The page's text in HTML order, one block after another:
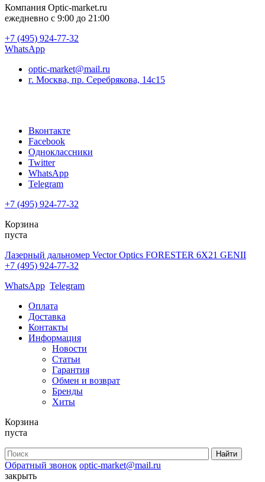
Компания Optic-market.ru
ежедневно с 9:00 до 21:00
+7 (495) 924-77-32
WhatsApp
optic-market@mail.ru
г. Москва, пр. Серебрякова, 14с15
Вконтакте
Facebook
Одноклассники
Twitter
WhatsApp
Telegram
+7 (495) 924-77-32
Корзина
пуста
Лазерный дальномер Vector Optics FORESTER 6X21 GENII
+7 (495) 924-77-32
WhatsApp Telegram
Оплата
Доставка
Контакты
Информация
Новости
Статьи
Гарантия
Обмен и возврат
Бренды
Хиты
Корзина
пуста
Обратный звонок optic-market@mail.ru
закрыть